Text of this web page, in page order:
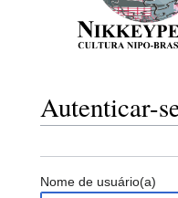
Autenticar-
Nome de usuário(a)